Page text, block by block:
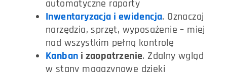
automatyczne raporty
Inwentaryzacja i ewidencja. Oznaczaj
narzędzia, sprzęt, wyposażenie – miej
nad wszystkim pełną kontrolę
Kanban i zaopatrzenie. Zdalny wgląd
w stany magazynowe dzięki